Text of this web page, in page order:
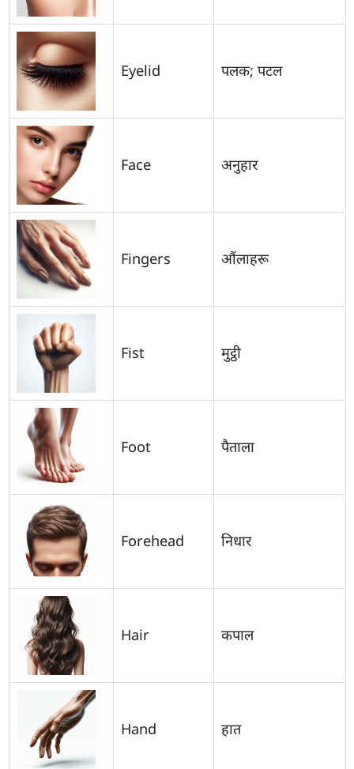
Eyelid पलक; पटल
Face अनुहार
Fingers औंलाहरू
Fist मुट्ठी
Foot पैताला
Forehead निधार
Hair कपाल
Hand हात